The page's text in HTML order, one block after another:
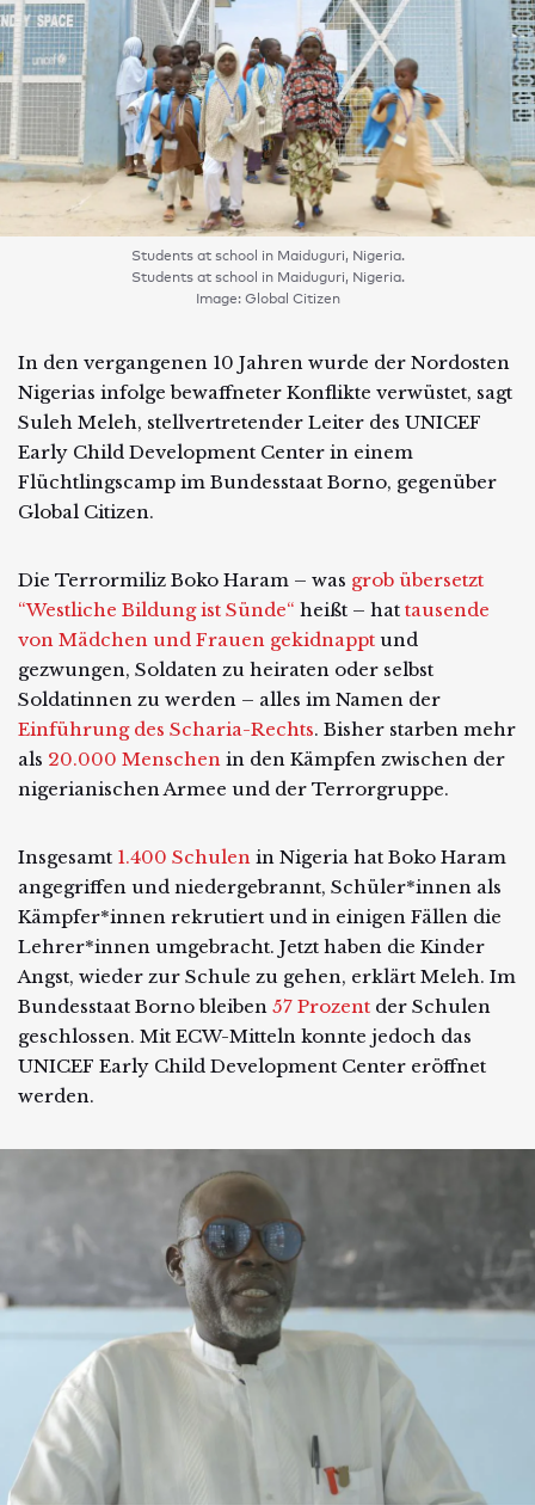
Students at school in Maiduguri, Nigeria.
Students at school in Maiduguri, Nigeria.
Image: Global Citizen
In den vergangenen 10 Jahren wurde der Nordosten
Nigerias infolge bewaffneter Konflikte verwüstet, sagt
Suleh Meleh, stellvertretender Leiter des UNICEF
Early Child Development Center in einem
Flüchtlingscamp im Bundesstaat Borno, gegenüber
Global Citizen.
Die Terrormiliz Boko Haram – was grob übersetzt
“Westliche Bildung ist Sünde“ heißt – hat tausende
von Mädchen und Frauen gekidnappt und
gezwungen, Soldaten zu heiraten oder selbst
Soldatinnen zu werden – alles im Namen der
Einführung des Scharia-Rechts. Bisher starben mehr
als 20.000 Menschen in den Kämpfen zwischen der
nigerianischen Armee und der Terrorgruppe.
Insgesamt 1.400 Schulen in Nigeria hat Boko Haram
angegriffen und niedergebrannt, Schüler*innen als
Kämpfer*innen rekrutiert und in einigen Fällen die
Lehrer*innen umgebracht. Jetzt haben die Kinder
Angst, wieder zur Schule zu gehen, erklärt Meleh. Im
Bundesstaat Borno bleiben 57 Prozent der Schulen
geschlossen. Mit ECW-Mitteln konnte jedoch das
UNICEF Early Child Development Center eröffnet
werden.